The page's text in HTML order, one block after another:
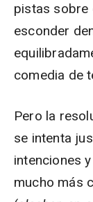
pistas sobre
esconder
comedia de
Pero la
se intenta
intenciones
mucho más